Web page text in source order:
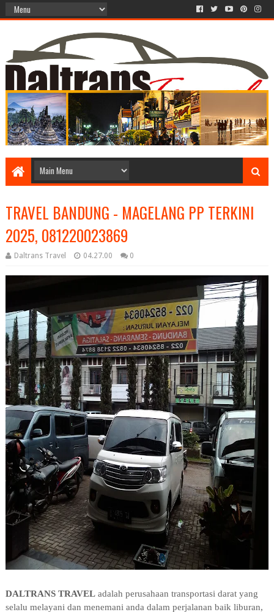
TRAVEL BANDUNG - MAGELANG PP TERKINI
2025, 081220023869
Daltrans Travel 04.27.00 0
DALTRANS TRAVELadalah perusahaan transportasi darat yang
selalu melayani dan menemani anda dalam perjalanan baik liburan,